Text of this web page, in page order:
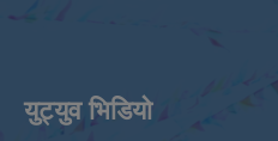
युट्युव भिडियाे